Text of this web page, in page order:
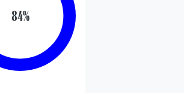
84%